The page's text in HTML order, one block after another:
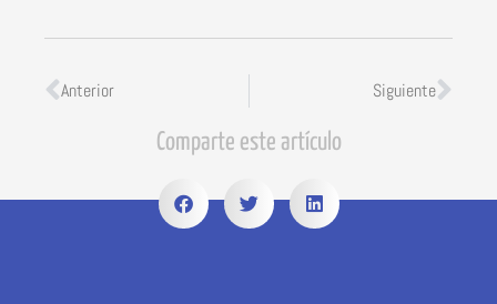
Anterior Siguiente
Comparte este artículo